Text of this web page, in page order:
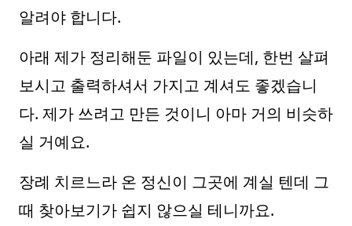
알려야 합니다.
아래 제가 정리해둔 파일이 있는데, 한번 살펴
보시고 출력하셔서 가지고 계셔도 좋겠습니
다. 제가 쓰려고 만든 것이니 아마 거의 비슷하
실 거예요.
장례 치르느라 온 정신이 그곳에 계실 텐데 그
때 찾아보기가 쉽지 않으실 테니까요.